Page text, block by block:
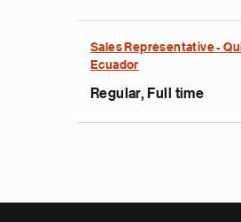
Sales Representative -
Ecuador
Regular, Full time